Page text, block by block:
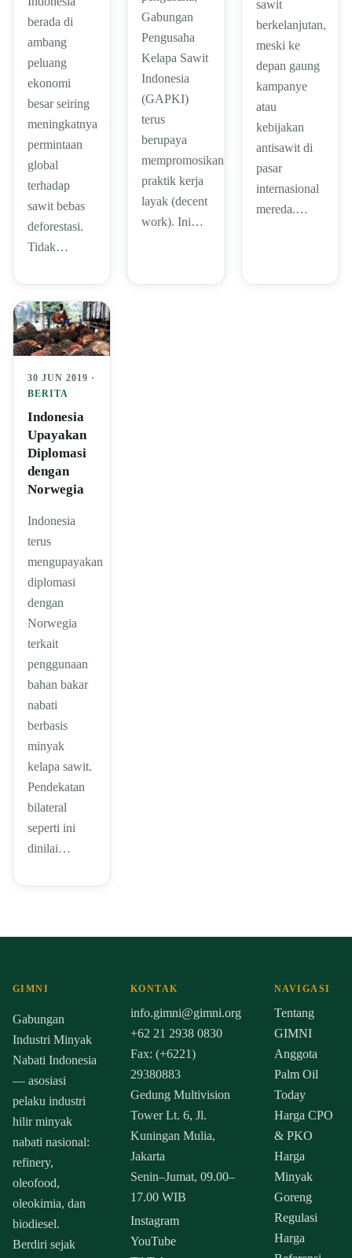
berada di
ambang
peluang
ekonomi
besar seiring
meningkatnya
permintaan
global
terhadap
sawit bebas
deforestasi.
Tidak…
Gabungan
Pengusaha
Kelapa Sawit
Indonesia
(GAPKI)
terus
berupaya
mempromosikan
praktik kerja
layak (decent
work). Ini…
sawit
berkelanjutan,
meski ke
depan gaung
kampanye
atau
kebijakan
antisawit di
pasar
internasional
mereda.…
30 JUN 2019 ·
BERITA
Indonesia
Upayakan
Diplomasi
dengan
Norwegia
Indonesia
terus
mengupayakan
diplomasi
dengan
Norwegia
terkait
penggunaan
bahan bakar
nabati
berbasis
minyak
kelapa sawit.
Pendekatan
bilateral
seperti ini
dinilai…
GIMNI
Gabungan
Industri Minyak
Nabati Indonesia
— asosiasi
pelaku industri
hilir minyak
nabati nasional:
refinery,
oleofood,
oleokimia, dan
biodiesel.
Berdiri sejak
KONTAK
info.gimni@gimni.org
+62 21 2938 0830
Fax: (+6221)
29380883
Gedung Multivision
Tower Lt. 6, Jl.
Kuningan Mulia,
Jakarta
Senin–Jumat, 09.00–
17.00 WIB
Instagram
YouTube
NAVIGASI
Tentang
GIMNI
Anggota
Palm Oil
Today
Harga CPO
& PKO
Harga
Minyak
Goreng
Regulasi
Harga